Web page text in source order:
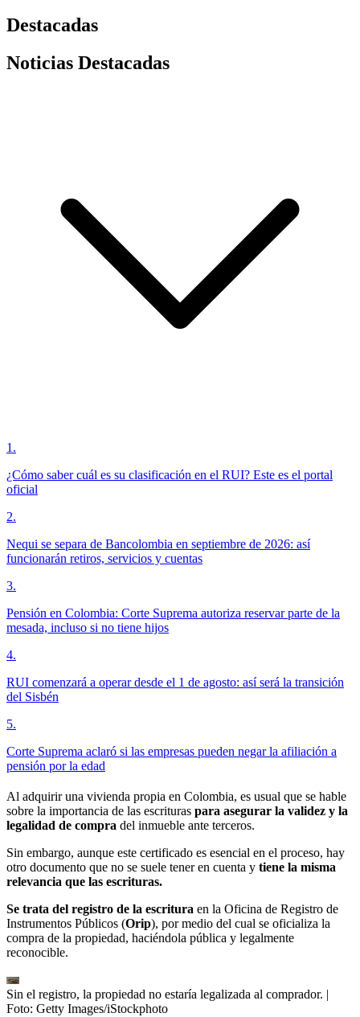
Destacadas
Noticias Destacadas
1 .
¿Cómo saber cuál es su clasificación en el RUI? Este es el portal
oficial
2.
Nequi se separa de Bancolombia en septiembre de 2026: así
funcionarán retiros, servicios y cuentas
3.
Pensión en Colombia: Corte Suprema autoriza reservar parte de la
mesada, incluso si no tiene hijos
4.
RUI comenzará a operar desde el 1 de agosto: así será la transición
del Sisbén
5.
Corte Suprema aclaró si las empresas pueden negar la afiliación a
pensión por la edad
Al adquirir una vivienda propia en Colombia, es usual que se hable
sobre la importancia de las escrituras para asegurar la validez y la
legalidad de compra del inmueble ante terceros.
Sin embargo, aunque este certificado es esencial en el proceso, hay
otro documento que no se suele tener en cuenta y tiene la misma
relevancia que las escrituras.
Se trata del registro de la escritura en la Oficina de Registro de
Instrumentos Públicos (Orip), por medio del cual se oficializa la
compra de la propiedad, haciéndola pública y legalmente
reconocible.
Sin el registro, la propiedad no estaría legalizada al comprador. |
Foto: Getty Images/iStockphoto